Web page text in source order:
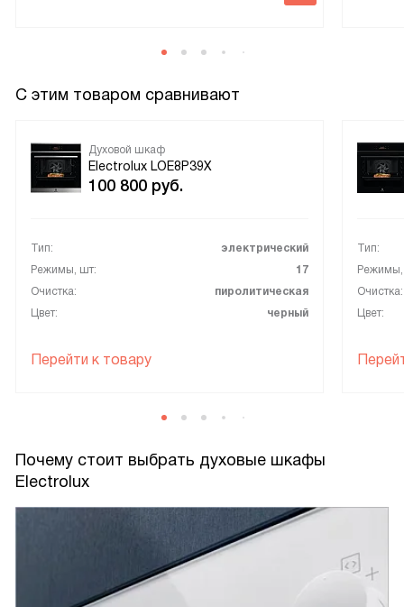
С этим товаром сравнивают
Духовой шкаф
Electrolux LOE8P39X
100 800 руб.
Тип:
электрический
Режимы, шт:
17
Очистка:
пиролитическая
Цвет:
черный
Перейти к товару
Тип:
Очистка:
Цвет:
Почему стоит выбрать духовые шкафы
Electrolux